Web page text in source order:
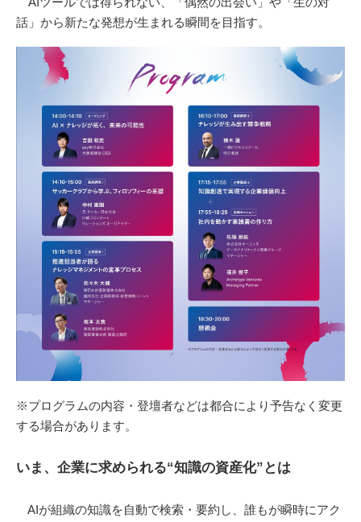
話」から新たな発想が生まれる瞬間を目指す。
※プログラムの内容・登壇者などは都合により予告なく変更
する場合があります。
いま、企業に求められる“知識の資産化”とは
AIが組織の知識を自動で検索・要約し、誰もが瞬時にアク